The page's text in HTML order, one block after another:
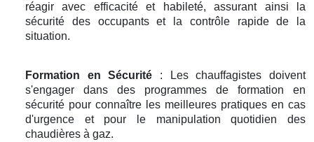
réagir avec efficacité et habileté, assurant ainsi la
sécurité des occupants et la contrôle rapide de la
situation.
Formation en Sécurité : Les chauffagistes doivent
s'engager dans des programmes de formation en
sécurité pour connaître les meilleures pratiques en cas
d'urgence et pour le manipulation quotidien des
chaudières à gaz.